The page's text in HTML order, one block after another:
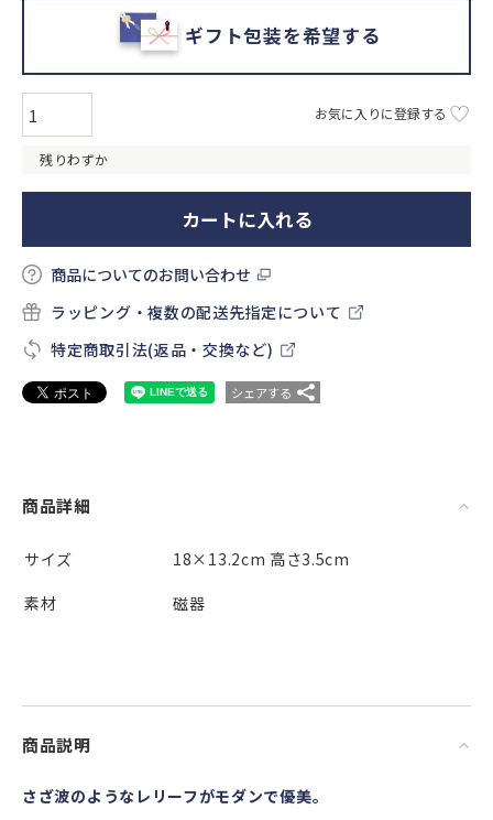
ギフト包装を希望する
残りわずか
お気に入りに登録する
カートに入れる
商品についてのお問い合わせ
ラッピング・複数の配送先指定について
特定商取引法(返品・交換など)
シェアする
商品詳細
サイズ
18×13.2cm 高さ3.5cm
素材
磁器
商品説明
さざ波のようなレリーフがモダンで優美。